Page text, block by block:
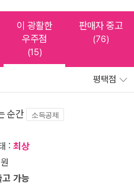
이 광활한
우주점
(15)
판매자 중고
(76)
평택점
순간 소득공제
: 최상
가능